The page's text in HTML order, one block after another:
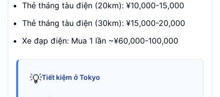
Thẻ tháng tàu điện (20km): ¥10,000-15,000
Thẻ tháng tàu điện (30km): ¥15,000-20,000
Xe đạp điện: Mua 1 lần ~¥60,000-100,000
💡Tiết kiệm ở Tokyo